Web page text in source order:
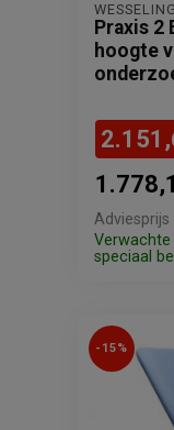
WESSELING
Praxis 2
hoogte
Adviesprijs
Verwachte
speciaal
-15%